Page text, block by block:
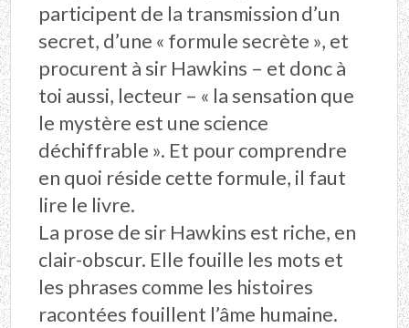
participent de la transmission d’un
secret, d’une « formule secrète », et
procurent à sir Hawkins – et donc à
toi aussi, lecteur – « la sensation que
le mystère est une science
déchiffrable ». Et pour comprendre
en quoi réside cette formule, il faut
lire le livre.
La prose de sir Hawkins est riche, en
clair-obscur. Elle fouille les mots et
les phrases comme les histoires
racontées fouillent l’âme humaine.